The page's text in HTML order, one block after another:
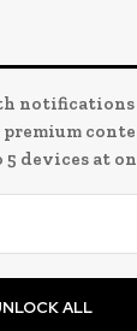
notifications
premium
devices at
ALL